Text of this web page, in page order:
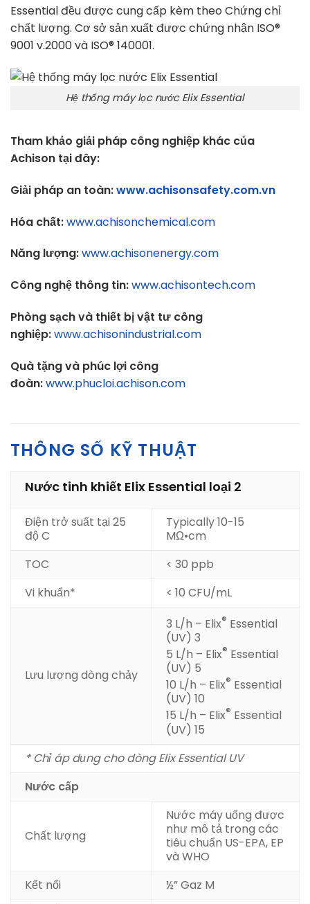
Essential đều được cung cấp kèm theo Chứng chỉ
chất lượng. Cơ sở sản xuất được chứng nhận ISO®
9001 v.2000 và ISO® 140001.
Hệ thống máy lọc nước Elix Essential
Tham khảo giải pháp công nghiệp khác của
Achison tại đây:
Giải pháp an toàn:www.achisonsafety.com.vn
Hóa chất:www.achisonchemical.com
Năng lượng:www.achisonenergy.com
Công nghệ thông tin:www.achisontech.com
Phòng sạch và thiết bị vật tư công
nghiệp:www.achisonindustrial.com
Quà tặng và phúc lợi công
đoàn:www.phucloi.achison.com
THÔNG SỐ KỸ THUẬT
Nước tinh khiết Elix Essential loại 2
Điện trở suất tại 25
độ C
Typically 10-15
MΩ•cm
TOC
< 30 ppb
Vi khuẩn*
< 10 CFU/mL
Lưu lượng dòng chảy
3 L/h – Elix® Essential
(UV) 3
5 L/h – Elix® Essential
(UV) 5
10 L/h – Elix® Essential
(UV) 10
15 L/h – Elix® Essential
(UV) 15
* Chỉ áp dụng cho dòng Elix Essential UV
Nước cấp
Chất lượng
Nước máy uống được
như mô tả trong các
tiêu chuẩn US-EPA, EP
và WHO
Kết nối
½” Gaz M